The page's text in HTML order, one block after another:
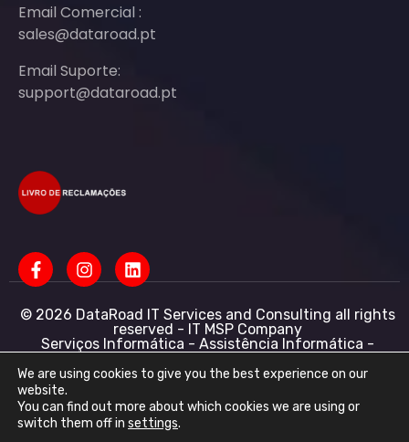
Email Comercial :
sales@dataroad.pt
Email Suporte:
support@dataroad.pt
© 2026 DataRoad IT Services and Consulting all rights
reserved - IT MSP Company
Serviços Informática - Assistência Informática -
Empresarial
DataRoad IT Services and Consulting LDA NIF:
513368078 - CAE: 62201-R4 - Capital Social :
50.001,00 € - Conservatória do registo comercial
We are using cookies to give you the best experience on our
website.
You can find out more about which cookies we are using or
switch them off in settings.